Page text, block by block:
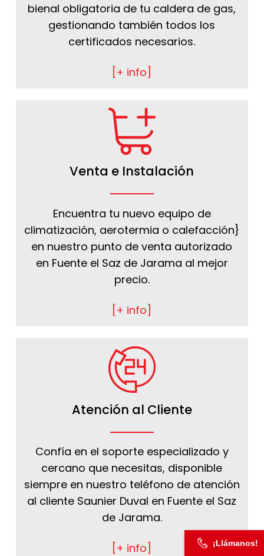
bienal obligatoria de tu caldera de gas,
gestionando también todos los
certificados necesarios.
[+ info]
Venta e Instalación
Encuentra tu nuevo equipo de
climatización, aerotermia o calefacción}
en nuestro punto de venta autorizado
en Fuente el Saz de Jarama al mejor
precio.
[+ info]
Atención al Cliente
Confía en el soporte especializado y
cercano que necesitas, disponible
siempre en nuestro teléfono de atención
al cliente Saunier Duval en Fuente el Saz
de Jarama.
[+ info] ¡Llámanos!